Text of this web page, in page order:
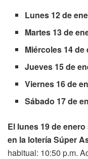
Lunes 12 de
Martes 13 de
Miércoles 14 de
Jueves 15 de
Viernes 16 de
Sábado 17 de
El lunes 19 de
en la lotería Súper
habitual: 10:50 p.m.